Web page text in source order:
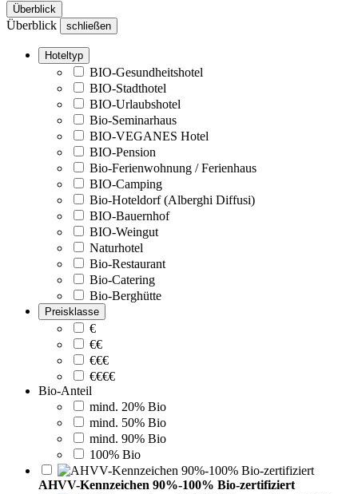
Überblick
Überblick schließen
Hoteltyp
BIO-Gesundheitshotel
BIO-Stadthotel
BIO-Urlaubshotel
Bio-Seminarhaus
BIO-VEGANES Hotel
BIO-Pension
Bio-Ferienwohnung / Ferienhaus
BIO-Camping
Bio-Hoteldorf (Alberghi Diffusi)
BIO-Bauernhof
BIO-Weingut
Naturhotel
Bio-Restaurant
Bio-Catering
Bio-Berghütte
Preisklasse
€
€€
€€€
€€€€
Bio-Anteil
mind. 20% Bio
mind. 50% Bio
mind. 90% Bio
100% Bio
AHVV-Kennzeichen 90%-100% Bio-zertifiziert